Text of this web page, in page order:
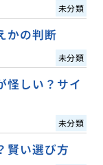
未分類
かの判断
未分類
怪しい？サイ
未分類
賢い選び方